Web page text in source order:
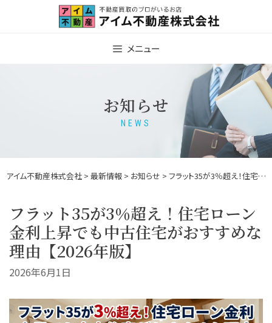
メニュー
お知らせ
NEWS
アイム不動産株式会社 > 最新情報 > お知らせ > フラット35が3％超え！住宅ローン金利上昇でも中古住宅がおすすめな理由【2026年版】
フラット35が3％超え！住宅ローン
金利上昇でも中古住宅がおすすめな
理由【2026年版】
2026年6月1日